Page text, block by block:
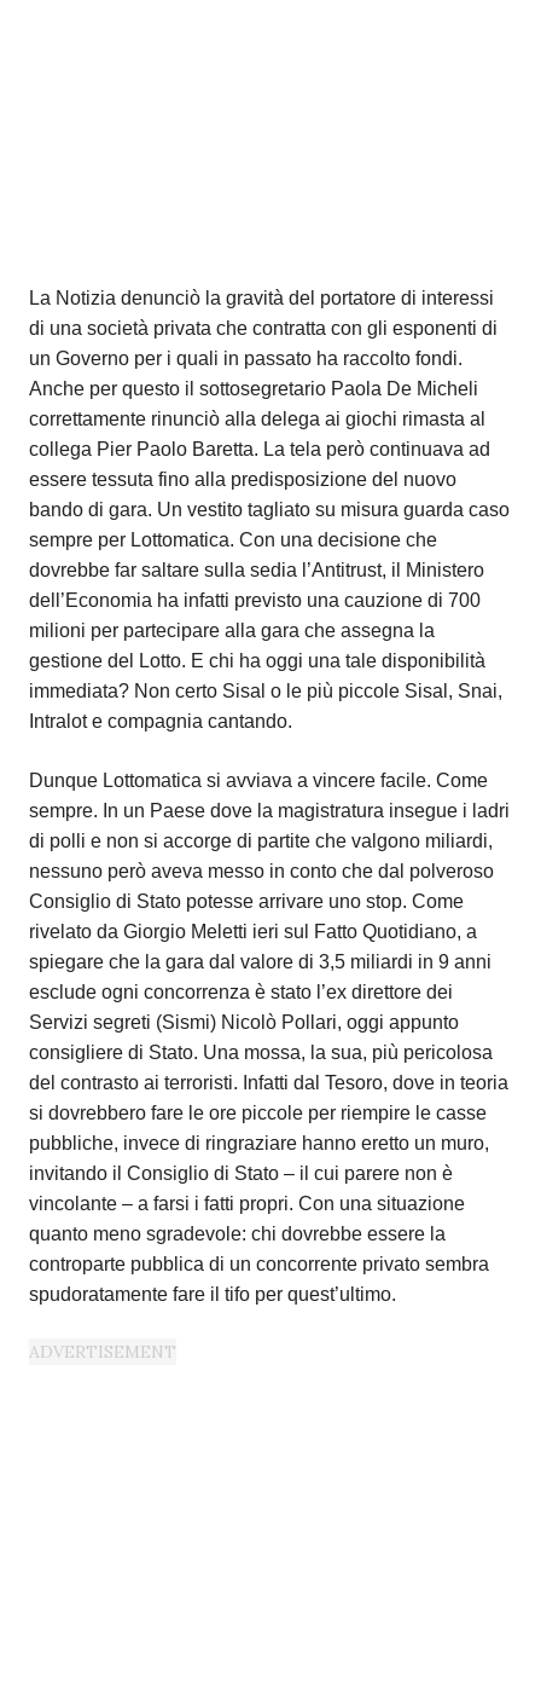
La Notizia denunciò la gravità del portatore di interessi
di una società privata che contratta con gli esponenti di
un Governo per i quali in passato ha raccolto fondi.
Anche per questo il sottosegretario Paola De Micheli
correttamente rinunciò alla delega ai giochi rimasta al
collega Pier Paolo Baretta. La tela però continuava ad
essere tessuta fino alla predisposizione del nuovo
bando di gara. Un vestito tagliato su misura guarda caso
sempre per Lottomatica. Con una decisione che
dovrebbe far saltare sulla sedia l’Antitrust, il Ministero
dell’Economia ha infatti previsto una cauzione di 700
milioni per partecipare alla gara che assegna la
gestione del Lotto. E chi ha oggi una tale disponibilità
immediata? Non certo Sisal o le più piccole Sisal, Snai,
Intralot e compagnia cantando.
Dunque Lottomatica si avviava a vincere facile. Come
sempre. In un Paese dove la magistratura insegue i ladri
di polli e non si accorge di partite che valgono miliardi,
nessuno però aveva messo in conto che dal polveroso
Consiglio di Stato potesse arrivare uno stop. Come
rivelato da Giorgio Meletti ieri sul Fatto Quotidiano, a
spiegare che la gara dal valore di 3,5 miliardi in 9 anni
esclude ogni concorrenza è stato l’ex direttore dei
Servizi segreti (Sismi) Nicolò Pollari, oggi appunto
consigliere di Stato. Una mossa, la sua, più pericolosa
del contrasto ai terroristi. Infatti dal Tesoro, dove in teoria
si dovrebbero fare le ore piccole per riempire le casse
pubbliche, invece di ringraziare hanno eretto un muro,
invitando il Consiglio di Stato – il cui parere non è
vincolante – a farsi i fatti propri. Con una situazione
quanto meno sgradevole: chi dovrebbe essere la
controparte pubblica di un concorrente privato sembra
spudoratamente fare il tifo per quest’ultimo.